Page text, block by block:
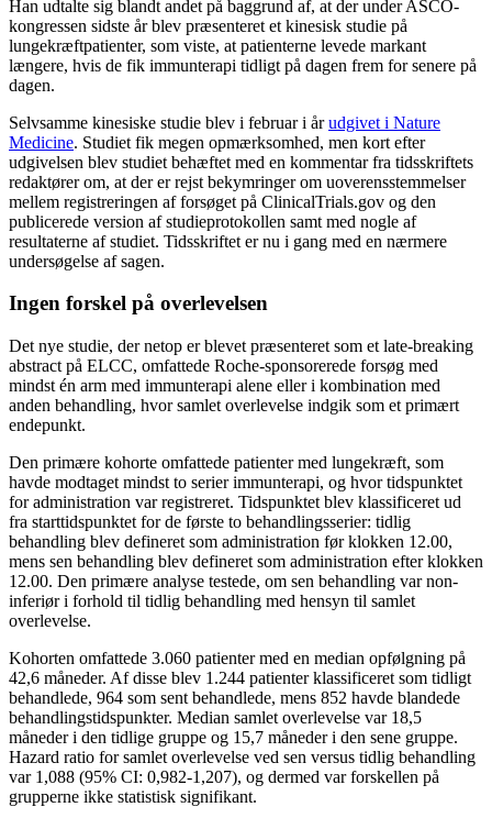
Han udtalte sig blandt andet på baggrund af, at der under ASCO-
kongressen sidste år blev præsenteret et kinesisk studie på
lungekræftpatienter, som viste, at patienterne levede markant
længere, hvis de fik immunterapi tidligt på dagen frem for senere på
dagen.
Selvsamme kinesiske studie blev i februar i årudgivet i Nature
Medicine. Studiet fik megen opmærksomhed, men kort efter
udgivelsen blev studiet behæftet med en kommentar fra tidsskriftets
redaktører om, at der er rejst bekymringer om uoverensstemmelser
mellem registreringen af forsøget på ClinicalTrials.gov og den
publicerede version af studieprotokollen samt med nogle af
resultaterne af studiet. Tidsskriftet er nu i gang med en nærmere
undersøgelse af sagen.
Ingen forskel på overlevelsen
Det nye studie, der netop er blevet præsenteret som et late-breaking
abstract på ELCC, omfattede Roche-sponsorerede forsøg med
mindst én arm med immunterapi alene eller i kombination med
anden behandling, hvor samlet overlevelse indgik som et primært
endepunkt.
Den primære kohorte omfattede patienter med lungekræft, som
havde modtaget mindst to serier immunterapi, og hvor tidspunktet
for administration var registreret. Tidspunktet blev klassificeret ud
fra starttidspunktet for de første to behandlingsserier: tidlig
behandling blev defineret som administration før klokken 12.00,
mens sen behandling blev defineret som administration efter klokken
12.00. Den primære analyse testede, om sen behandling var non-
inferiør i forhold til tidlig behandling med hensyn til samlet
overlevelse.
Kohorten omfattede 3.060 patienter med en median opfølgning på
42,6 måneder. Af disse blev 1.244 patienter klassificeret som tidligt
behandlede, 964 som sent behandlede, mens 852 havde blandede
behandlingstidspunkter. Median samlet overlevelse var 18,5
måneder i den tidlige gruppe og 15,7 måneder i den sene gruppe.
Hazard ratio for samlet overlevelse ved sen versus tidlig behandling
var 1,088 (95% CI: 0,982-1,207), og dermed var forskellen på
grupperne ikke statistisk signifikant.